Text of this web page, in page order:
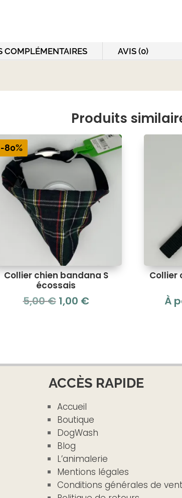
COMPLÉMENTAIRES AVIS (0)
Produits
-80%
Collier chien bandana S
écossais
5,00€ Le
1,00 €Le
Collier
À
ACCÈS RAPIDE
Accueil
Boutique
DogWash
Blog
L’animalerie
Mentions légales
Conditions générales de